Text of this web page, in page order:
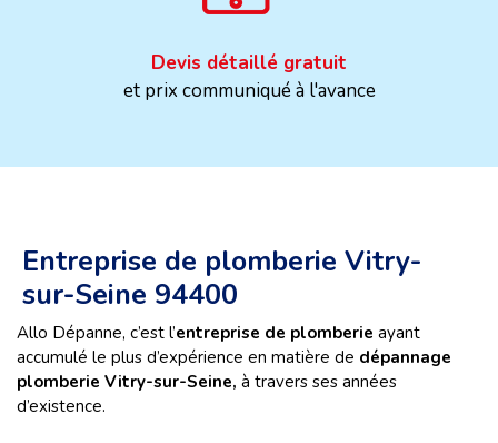
Devis détaillé gratuit
et prix communiqué à l'avance
Entreprise de plomberie Vitry-
sur-Seine 94400
Allo Dépanne, c’est l’entreprise de plomberie ayant
accumulé le plus d’expérience en matière de dépannage
plomberie Vitry-sur-Seine, à travers ses années
d’existence.